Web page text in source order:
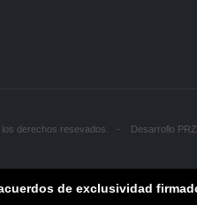
de exclusividad